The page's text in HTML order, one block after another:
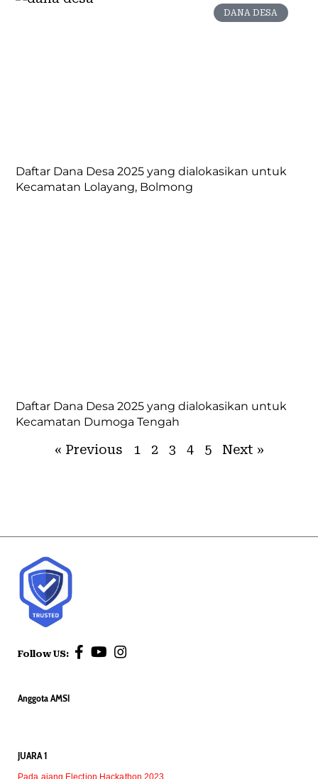
DANA DESA
Daftar Dana Desa 2025 yang dialokasikan untuk
Kecamatan Lolayang, Bolmong
Daftar Dana Desa 2025 yang dialokasikan untuk
Kecamatan Dumoga Tengah
« Previous 1 2 3 4 5 Next »
Follow US:
Anggota AMSI
JUARA 1